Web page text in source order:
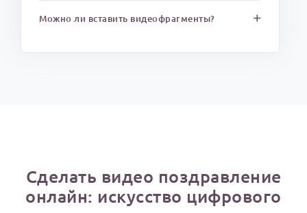
Можно ли вставить видеофрагменты?
Сделать видео поздравление
онлайн: искусство цифрового